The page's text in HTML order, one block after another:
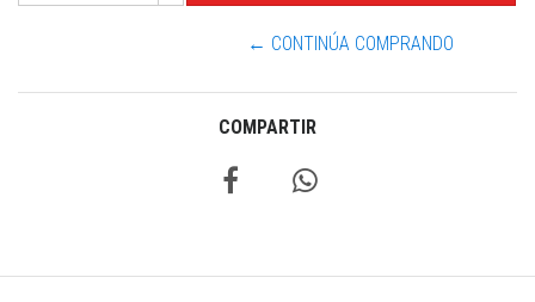
← CONTINÚA COMPRANDO
COMPARTIR